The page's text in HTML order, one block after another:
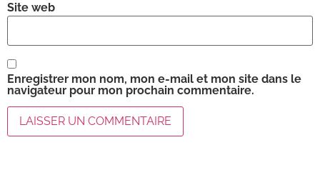
Site web
Enregistrer mon nom, mon e-mail et mon site dans le
navigateur pour mon prochain commentaire.